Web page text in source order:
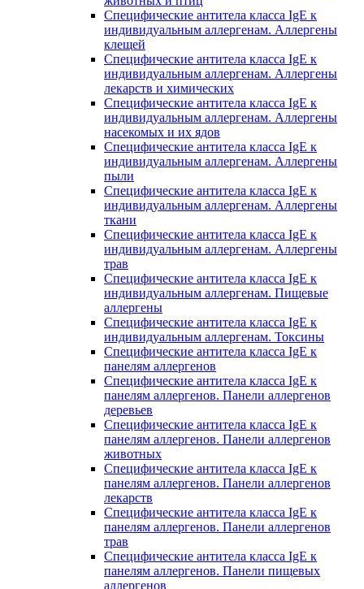
Специфические антитела класса IgE к
индивидуальным аллергенам. Аллергены
клещей
Специфические антитела класса IgE к
индивидуальным аллергенам. Аллергены
лекарств и химических
Специфические антитела класса IgE к
индивидуальным аллергенам. Аллергены
насекомых и их ядов
Специфические антитела класса IgE к
индивидуальным аллергенам. Аллергены
пыли
Специфические антитела класса IgE к
индивидуальным аллергенам. Аллергены
ткани
Специфические антитела класса IgE к
индивидуальным аллергенам. Аллергены
трав
Специфические антитела класса IgE к
индивидуальным аллергенам. Пищевые
аллергены
Специфические антитела класса IgE к
индивидуальным аллергенам. Токсины
Специфические антитела класса IgE к
панелям аллергенов
Специфические антитела класса IgE к
панелям аллергенов. Панели аллергенов
деревьев
Специфические антитела класса IgE к
панелям аллергенов. Панели аллергенов
животных
Специфические антитела класса IgE к
панелям аллергенов. Панели аллергенов
лекарств
Специфические антитела класса IgE к
панелям аллергенов. Панели аллергенов
трав
Специфические антитела класса IgE к
панелям аллергенов. Панели пищевых
аллергенов